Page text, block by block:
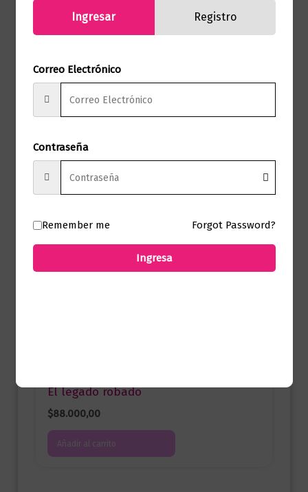
Sello Destino
Presentación Tapa Blanda
No hay valoraciones aún.
Solo los usuarios registrados que hayan
comprado este producto pueden hacer
El legado robado
$88.000,00
Añadir al carrito
Ingresar Registro
Correo Electrónico
Contraseña
Remember me Forgot Password?
Ingresa